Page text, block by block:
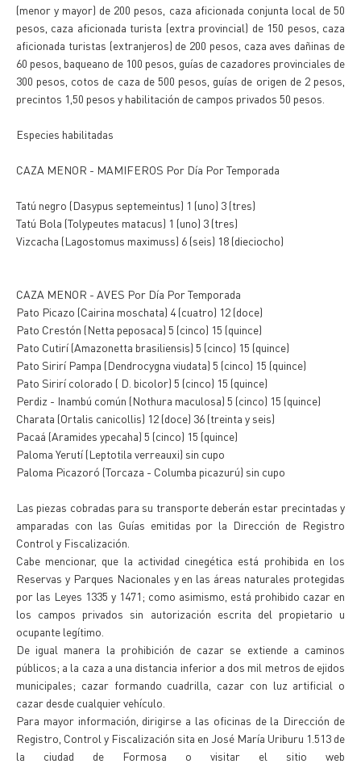
(menor y mayor) de 200 pesos, caza aficionada conjunta local de 50
pesos, caza aficionada turista (extra provincial) de 150 pesos, caza
aficionada turistas (extranjeros) de 200 pesos, caza aves dañinas de
60 pesos, baqueano de 100 pesos, guías de cazadores provinciales de
300 pesos, cotos de caza de 500 pesos, guías de origen de 2 pesos,
precintos 1,50 pesos y habilitación de campos privados 50 pesos.
Especies habilitadas
CAZA MENOR - MAMIFEROS Por Día Por Temporada
Tatú negro (Dasypus septemeintus) 1 (uno) 3 (tres)
Tatú Bola (Tolypeutes matacus) 1 (uno) 3 (tres)
Vizcacha (Lagostomus maximuss) 6 (seis) 18 (dieciocho)
CAZA MENOR - AVES Por Día Por Temporada
Pato Picazo (Cairina moschata) 4 (cuatro) 12 (doce)
Pato Crestón (Netta peposaca) 5 (cinco) 15 (quince)
Pato Cutirí (Amazonetta brasiliensis) 5 (cinco) 15 (quince)
Pato Sirirí Pampa (Dendrocygna viudata) 5 (cinco) 15 (quince)
Pato Sirirí colorado ( D. bicolor) 5 (cinco) 15 (quince)
Perdiz - Inambú común (Nothura maculosa) 5 (cinco) 15 (quince)
Charata (Ortalis canicollis) 12 (doce) 36 (treinta y seis)
Pacaá (Aramides ypecaha) 5 (cinco) 15 (quince)
Paloma Yerutí (Leptotila verreauxi) sin cupo
Paloma Picazoró (Torcaza - Columba picazurú) sin cupo
Las piezas cobradas para su transporte deberán estar precintadas y
amparadas con las Guías emitidas por la Dirección de Registro
Control y Fiscalización.
Cabe mencionar, que la actividad cinegética está prohibida en los
Reservas y Parques Nacionales y en las áreas naturales protegidas
por las Leyes 1335 y 1471; como asimismo, está prohibido cazar en
los campos privados sin autorización escrita del propietario u
ocupante legítimo.
De igual manera la prohibición de cazar se extiende a caminos
públicos; a la caza a una distancia inferior a dos mil metros de ejidos
municipales; cazar formando cuadrilla, cazar con luz artificial o
cazar desde cualquier vehículo.
Para mayor información, dirigirse a las oficinas de la Dirección de
Registro, Control y Fiscalización sita en José María Uriburu 1.513 de
la ciudad de Formosa o visitar el sitio web